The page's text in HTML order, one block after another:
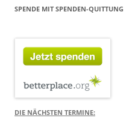
SPENDE MIT SPENDEN-QUITTUNG
DIE NÄCHSTEN TERMINE: